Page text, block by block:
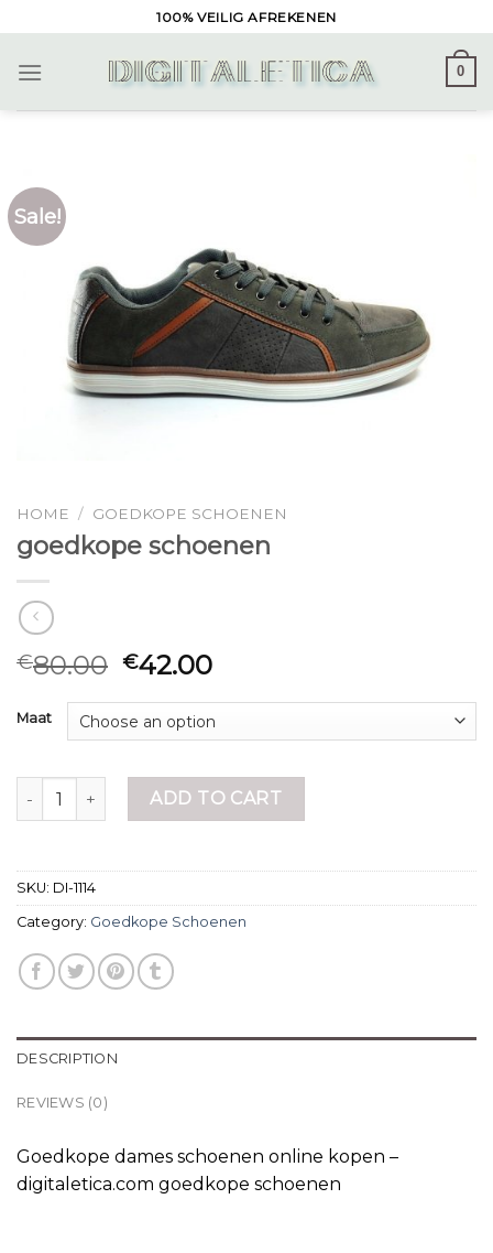
to
content
100% VEILIG AFREKENEN
0
Sale!
HOME / GOEDKOPE SCHOENEN
goedkope schoenen
€80.00 €42.00
Maat
goedkope schoenen quantity
ADD TO CART
SKU: DI-1114
Category: Goedkope Schoenen
DESCRIPTION
REVIEWS (0)
Goedkope dames schoenen online kopen –
digitaletica.com goedkope schoenen